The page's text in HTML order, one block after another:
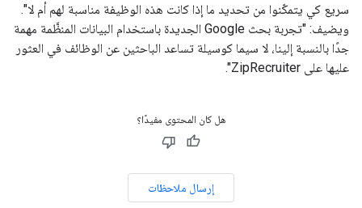
سريع كي يتمكّنوا من تحديد ما إذا كانت هذه الوظيفة مناسبة لهم أم لا".
ويضيف: "تجربة بحث Google الجديدة باستخدام البيانات المنظَّمة مهمة
جدًا بالنسبة إلينا، لا سيما كوسيلة تساعد الباحثين عن الوظائف في العثور
عليها على ZipRecruiter".
هل كان المحتوى مفيدًا؟
إرسال ملاحظات